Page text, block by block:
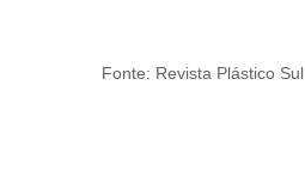
Fonte: Revista Plástico Sul